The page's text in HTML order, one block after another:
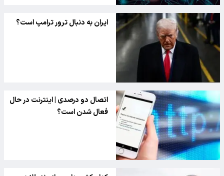
ایران به دنبال ترور ترامپ است؟
اتصال دو درصدی | اینترنت در حال
فعال شدن است؟